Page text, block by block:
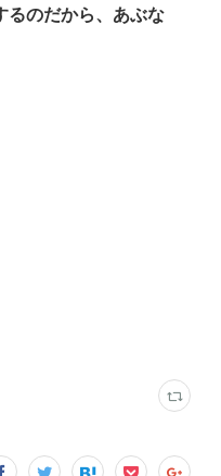
るのだから、あぶな